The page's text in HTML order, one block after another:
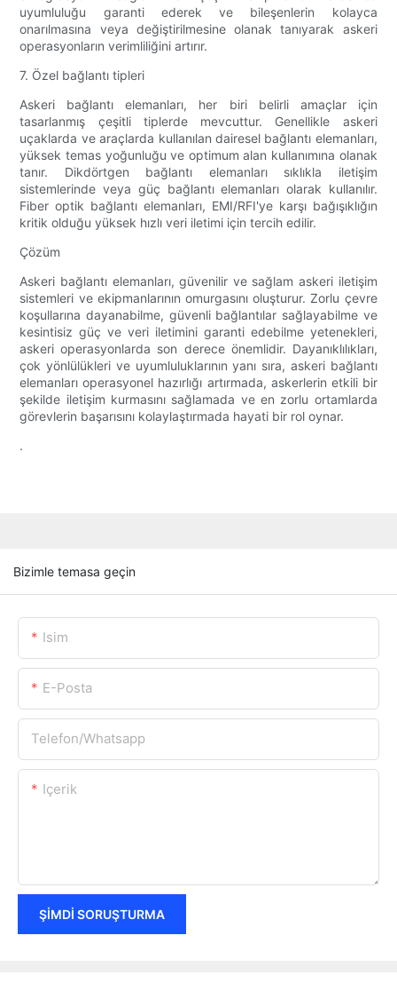
uyumluluğu garanti ederek ve bileşenlerin kolayca
onarılmasına veya değiştirilmesine olanak tanıyarak askeri
operasyonların verimliliğini artırır.
7. Özel bağlantı tipleri
Askeri bağlantı elemanları, her biri belirli amaçlar için
tasarlanmış çeşitli tiplerde mevcuttur. Genellikle askeri
uçaklarda ve araçlarda kullanılan dairesel bağlantı elemanları,
yüksek temas yoğunluğu ve optimum alan kullanımına olanak
tanır. Dikdörtgen bağlantı elemanları sıklıkla iletişim
sistemlerinde veya güç bağlantı elemanları olarak kullanılır.
Fiber optik bağlantı elemanları, EMI/RFI'ye karşı bağışıklığın
kritik olduğu yüksek hızlı veri iletimi için tercih edilir.
Çözüm
Askeri bağlantı elemanları, güvenilir ve sağlam askeri iletişim
sistemleri ve ekipmanlarının omurgasını oluşturur. Zorlu çevre
koşullarına dayanabilme, güvenli bağlantılar sağlayabilme ve
kesintisiz güç ve veri iletimini garanti edebilme yetenekleri,
askeri operasyonlarda son derece önemlidir. Dayanıklılıkları,
çok yönlülükleri ve uyumluluklarının yanı sıra, askeri bağlantı
elemanları operasyonel hazırlığı artırmada, askerlerin etkili bir
şekilde iletişim kurmasını sağlamada ve en zorlu ortamlarda
görevlerin başarısını kolaylaştırmada hayati bir rol oynar.
.
Bizimle temasa geçin
Isim
E-Posta
Telefon/whatsapp
Içerik
ŞIMDI SORUŞTURMA